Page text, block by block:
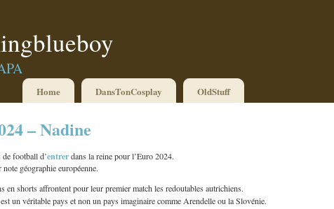
Home DansTonCosplay OldStuff
– Nadine
football d’entrerdans la reine pour l’Euro 2024.
géographie européenne.
en shorts affrontent pour leur premier match les redoutables autrichiens.
un véritable pays et non un pays imaginaire comme Arendelle ou la Slovénie.